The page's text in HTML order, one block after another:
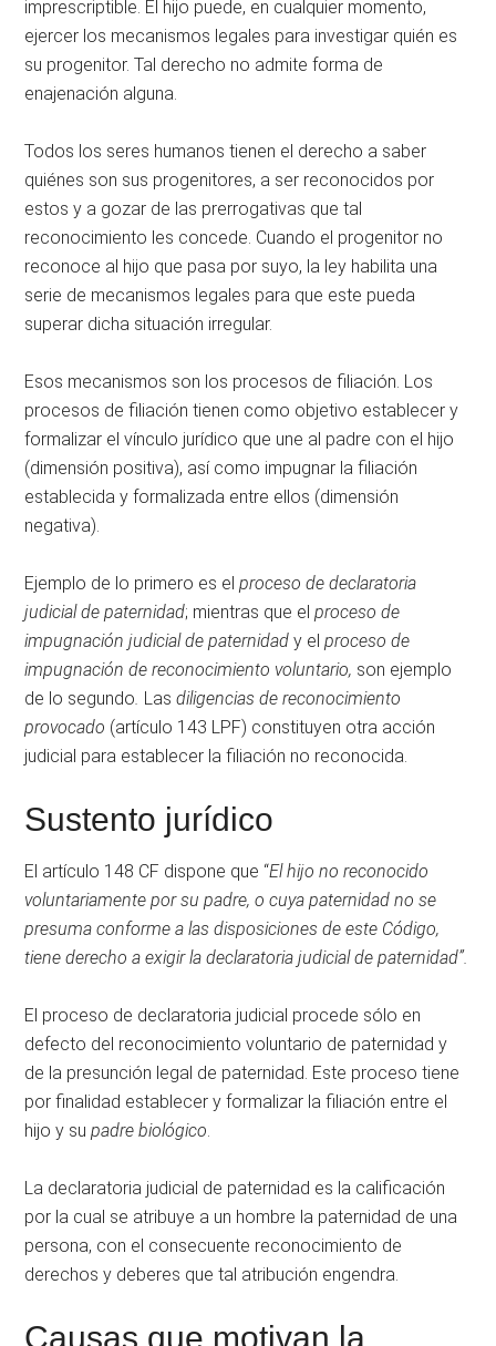
imprescriptible. El hijo puede, en cualquier momento,
ejercer los mecanismos legales para investigar quién es
su progenitor. Tal derecho no admite forma de
enajenación alguna.
Todos los seres humanos tienen el derecho a saber
quiénes son sus progenitores, a ser reconocidos por
estos y a gozar de las prerrogativas que tal
reconocimiento les concede. Cuando el progenitor no
reconoce al hijo que pasa por suyo, la ley habilita una
serie de mecanismos legales para que este pueda
superar dicha situación irregular.
Esos mecanismos son los procesos de filiación. Los
procesos de filiación tienen como objetivo establecer y
formalizar el vínculo jurídico que une al padre con el hijo
(dimensión positiva), así como impugnar la filiación
establecida y formalizada entre ellos (dimensión
negativa).
Ejemplo de lo primero es elproceso de declaratoria
judicial de paternidad; mientras que elproceso de
impugnación judicial de paternidady elproceso de
impugnación de reconocimiento voluntario, son ejemplo
de lo segundo Las diligencias de reconocimiento
provocado (artículo 143 LPF) constituyen otra acción
judicial para establecer la filiación no reconocida.
Sustento jurídico
El artículo 148 CF dispone que “El hijo no reconocido
voluntariamente por su padre, o cuya paternidad no se
presuma conforme a las disposiciones de este Código,
tiene derecho a exigir la declaratoria judicial de paternidad”.
El proceso de declaratoria judicial procede sólo en
defecto del reconocimiento voluntario de paternidad y
de la presunción legal de paternidad. Este proceso tiene
por finalidad establecer y formalizar la filiación entre el
hijo y supadre biológico
La declaratoria judicial de paternidad es la calificación
por la cual se atribuye a un hombre la paternidad de una
persona, con el consecuente reconocimiento de
derechos y deberes que tal atribución engendra.
Causas que motivan la